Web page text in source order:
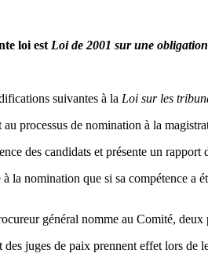
loi est Loi de 2001 sur une
suivantes à la Loi sur les
processus de nomination à la
des candidats et présente un
la nomination que si sa compétence a
général nomme au Comité,
des juges de paix prennent effet lors de